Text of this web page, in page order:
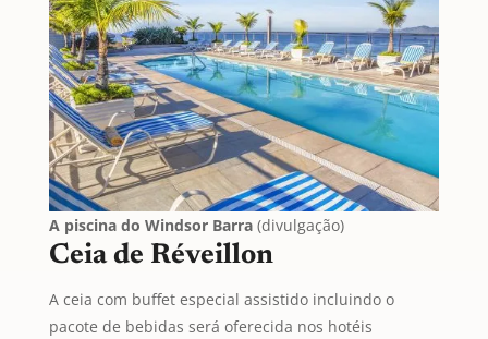
A piscina do Windsor Barra(divulgação)
Ceia de Réveillon
A ceia com buffet especial assistido incluindo o
pacote de bebidas será oferecida nos hotéis